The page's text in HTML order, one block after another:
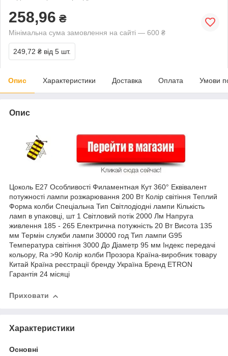
258,96 ₴
Мінімальна сума замовлення на сайті — 600 ₴
249,72 ₴ від 5 шт.
Опис Характеристики Доставка Оплата Умови
Опис
Цоколь E27 Особливості Филаментная Кут 360° Еквівалент
потужності лампи розжарювання 200 Вт Колір світіння Теплий
Форма колби Спеціальна Тип Світлодіодні лампи Кількість
ламп в упаковці, шт 1 Світловий потік 2000 Лм Напруга
живлення 185 - 265 Електрична потужність 20 Вт Висота 135
мм Термін служби лампи 30000 год Тип лампи G95
Температура світіння 3000 До Діаметр 95 мм Індекс передачі
кольору, Ra >90 Колір колби Прозора Країна-виробник товару
Китай Країна реєстрації бренду Україна Бренд ETRON
Гарантія 24 місяці
Приховати
Характеристики
Основні